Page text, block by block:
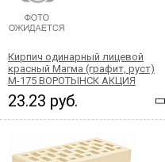
Кирпич одинарный лицевой
красный Магма (графит, руст)
М-175 ВОРОТЫНСК АКЦИЯ
23.23 руб.